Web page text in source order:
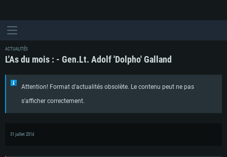
ACTUALITÉS
L'As du mois : - Gen.Lt. Adolf 'Dolpho' Galland
Attention! Format d'actualités obsolète. Le contenu peut ne pas
s'afficher correctement.
31 juillet 2014